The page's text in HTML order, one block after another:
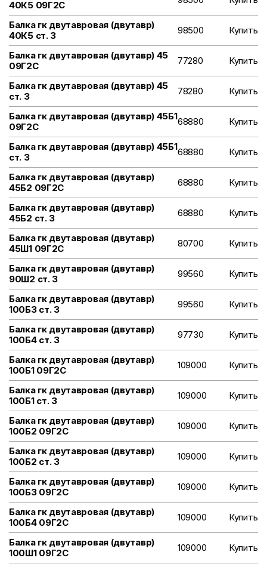
40К5 09Г2С
Балка гк двутавровая (двутавр)
40К5 ст. 3
98500 Купить
Балка гк двутавровая (двутавр) 45
09Г2С
77280 Купить
Балка гк двутавровая (двутавр) 45
ст. 3
78280 Купить
Балка гк двутавровая (двутавр) 45Б1
09Г2С
68880 Купить
Балка гк двутавровая (двутавр) 45Б1
ст. 3
68880 Купить
Балка гк двутавровая (двутавр)
45Б2 09Г2С
68880 Купить
Балка гк двутавровая (двутавр)
45Б2 ст. 3
68880 Купить
Балка гк двутавровая (двутавр)
45Ш1 09Г2С
80700 Купить
Балка гк двутавровая (двутавр)
90Ш2 ст. 3
99560 Купить
Балка гк двутавровая (двутавр)
100Б3 ст. 3
99560 Купить
Балка гк двутавровая (двутавр)
100Б4 ст. 3
97730 Купить
Балка гк двутавровая (двутавр)
100Б1 09Г2С
109000 Купить
Балка гк двутавровая (двутавр)
100Б1 ст. 3
109000 Купить
Балка гк двутавровая (двутавр)
100Б2 09Г2С
109000 Купить
Балка гк двутавровая (двутавр)
100Б2 ст. 3
109000 Купить
Балка гк двутавровая (двутавр)
100Б3 09Г2С
109000 Купить
Балка гк двутавровая (двутавр)
100Б4 09Г2С
109000 Купить
Балка гк двутавровая (двутавр)
100Ш1 09Г2С
109000 Купить